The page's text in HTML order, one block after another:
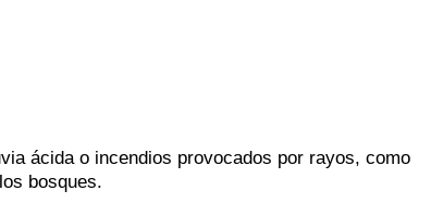
ácida o incendios provocados por rayos, como
bosques.